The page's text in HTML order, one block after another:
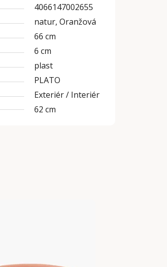
4066147002655
natur, Oranžová
66 cm
6 cm
plast
PLATO
Exteriér / Interiér
62 cm